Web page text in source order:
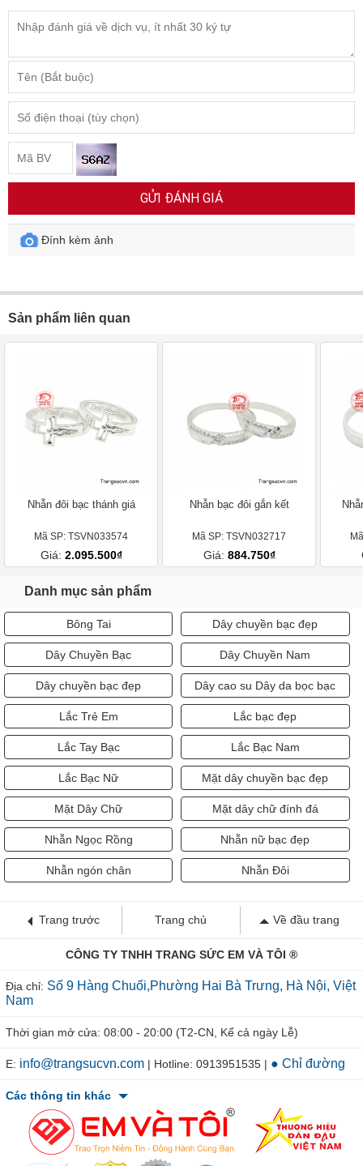
GỬI ĐÁNH GIÁ
Đính kèm ảnh
Sản phẩm liên quan
Nhẫn đôi bạc thánh giá
Mã SP: TSVN033574
Giá: 2.095.500₫
Nhẫn bạc đôi gắn kết
Mã SP: TSVN032717
Giá: 884.750₫
Danh mục sản phẩm
Bông Tai Dây chuyền bạc đẹp
Dây Chuyền Bạc Dây Chuyền Nam
Dây chuyền bạc đẹp Dây cao su Dây da bọc bạc
Lắc Trẻ Em Lắc bạc đẹp
Lắc Tay Bạc Lắc Bạc Nam
Lắc Bạc Nữ Mặt dây chuyền bạc đẹp
Mặt Dây Chữ Mặt dây chữ đính đá
Nhẫn Ngọc Rồng Nhẫn nữ bạc đẹp
Nhẫn ngón chân Nhẫn Đôi
Trang trước Trang chủ Về đầu trang
CÔNG TY TNHH TRANG SỨC EM VÀ TÔI ®
Địa chỉ: Số 9 Hàng Chuối,Phường Hai Bà Trưng, Hà Nội, Việt
Nam
Thời gian mở cửa: 08:00 - 20:00 (T2-CN, Kể cả ngày Lễ)
E: info@trangsucvn.com | Hotline: 0913951535 | ● Chỉ đường
Các thông tin khác